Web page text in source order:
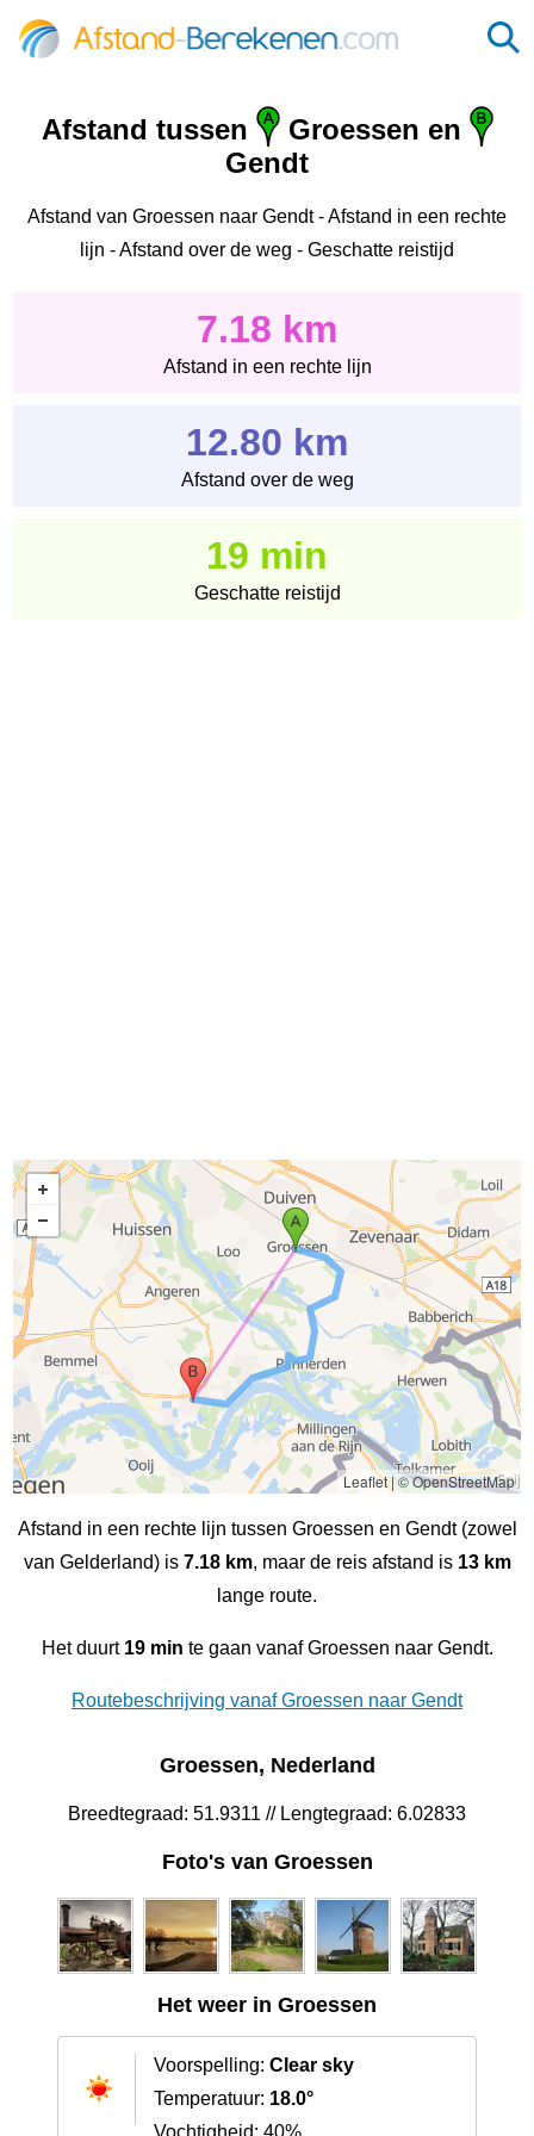
Afstand tussen
Groessen en
Gendt
Afstand van Groessen naar Gendt - Afstand in een rechte
lijn - Afstand over de weg - Geschatte reistijd
7.18 km
Afstand in een rechte lijn
12.80 km
Afstand over de weg
19 min
Geschatte reistijd
Leaflet|© OpenStreetMap
Afstand in een rechte lijn tussen Groessen en Gendt (zowel
van Gelderland) is 7.18 km, maar de reis afstand is 13 km
lange route.
Het duurt 19 min te gaan vanaf Groessen naar Gendt.
Routebeschrijving vanaf Groessen naar Gendt
Groessen, Nederland
Breedtegraad: 51.9311 // Lengtegraad: 6.02833
Foto's van Groessen
Het weer in Groessen
Voorspelling: Clear sky
Temperatuur: 18.0°